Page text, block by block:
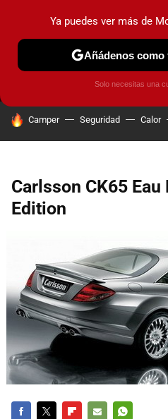
MENÚ
COCHES
HOY SE HABLA DE
Camper Seguridad Calor
Carlsson CK65
Edition
Ya puedes ver más de
Añádenos
Solo necesitas una